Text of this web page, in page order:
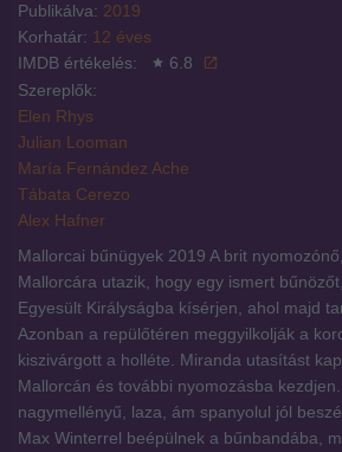
Publikálva: 2019
Korhatár: 12 éves
IMDB értékelés:
6.8
Szereplők:
Elen Rhys
Julian Looman
María Fernández Ache
Tábata Cerezo
Alex Hafner
Mallorcai bűnügyek 2019 A brit
Mallorcára utazik, hogy egy ismert
Egyesült Királyságba kísérjen, ahol majd
Azonban a repülőtéren meggyilkolják a
kiszivárgott a holléte. Miranda utasítást
Mallorcán és további nyomozásba
nagymellényű, laza, ám spanyolul jól
Max Winterrel beépülnek a bűnbandába,